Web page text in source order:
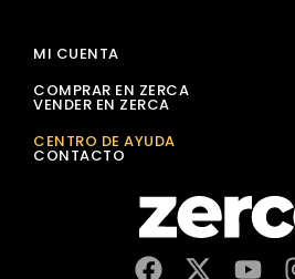
MI CUENTA
COMPRAR EN ZERCA
VENDER EN ZERCA
CENTRO DE AYUDA
CONTACTO